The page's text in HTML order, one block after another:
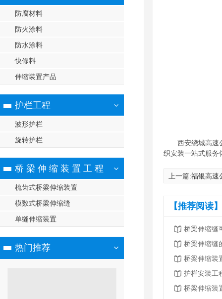
防腐材料
防火涂料
防水涂料
快修料
伸缩装置产品
护栏工程
波形护栏
旋转护栏
桥 梁 伸 缩 装 置 工 程
梳齿式桥梁伸缩装置
模数式桥梁伸缩缝
单缝伸缩装置
热门推荐
西安绕城高速
织安装一站式服务
上一篇:福银高速
【推荐阅读
桥梁伸缩缝
桥梁伸缩缝
护栏安装工
桥梁伸缩装